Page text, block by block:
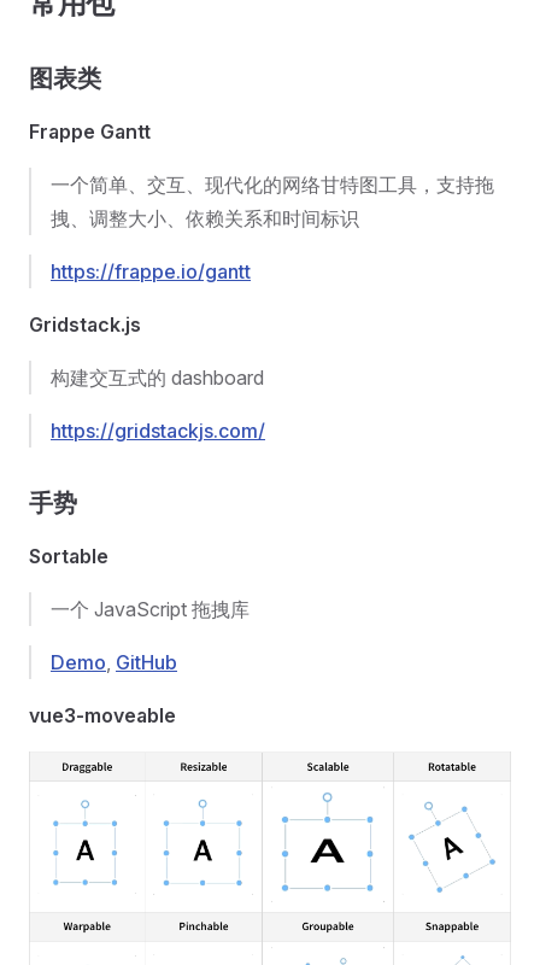
图表类
Frappe Gantt
一个简单、交互、现代化的网络甘特图工具，支持拖
拽、调整大小、依赖关系和时间标识
https://frappe.io/gantt
Gridstack.js
构建交互式的 dashboard
https://gridstackjs.com/
手势
Sortable
一个 JavaScript 拖拽库
Demo, GitHub
vue3-moveable